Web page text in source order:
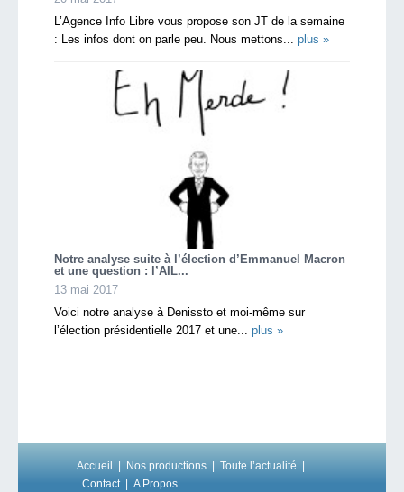
L’Agence Info Libre vous propose son JT de la semaine
: Les infos dont on parle peu. Nous mettons... plus »
Notre analyse suite à l’élection d’Emmanuel Macron
et une question : l’AIL...
13 mai 2017
Voici notre analyse à Denissto et moi-même sur
l’élection présidentielle 2017 et une... plus »
Accueil Nos productions
Toute l’actualité
Contact
A Propos